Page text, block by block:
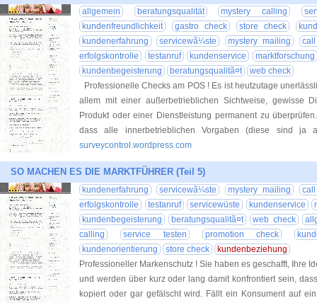
allgemein beratungsqualität mystery calling
kundenfreundlichkeit
gastro check store check
kundenerfahrung
servicewã¼ste mystery mailing
erfolgskontrolle
testanruf kundenservice
marktforschung
kundenbegeisterung
beratungsqualitã¤t
web check
Professionelle Checks am POS ! Es ist heutzutage
allem mit einer außerbetrieblichen Sichtweise, gewisse
Produkt oder einer Dienstleistung permanent zu
dass alle innerbetrieblichen Vorgaben (diese sind ja
surveycontrol.wordpress.com
SO MACHEN ES DIE MARKTFÜHRER (Teil 5)
kundenerfahrung servicewã¼ste mystery mailing
erfolgskontrolle
testanruf servicewüste kundenservice
kundenbegeisterung
beratungsqualitã¤t web check
calling
service testen promotion check
kundenorientierung
store check
kundenbeziehung
Professioneller Markenschutz ! Sie haben es geschafft, Ihre
und werden über kurz oder lang damit konfrontiert sein,
kopiert oder gar gefälscht wird. Fällt ein Konsument auf